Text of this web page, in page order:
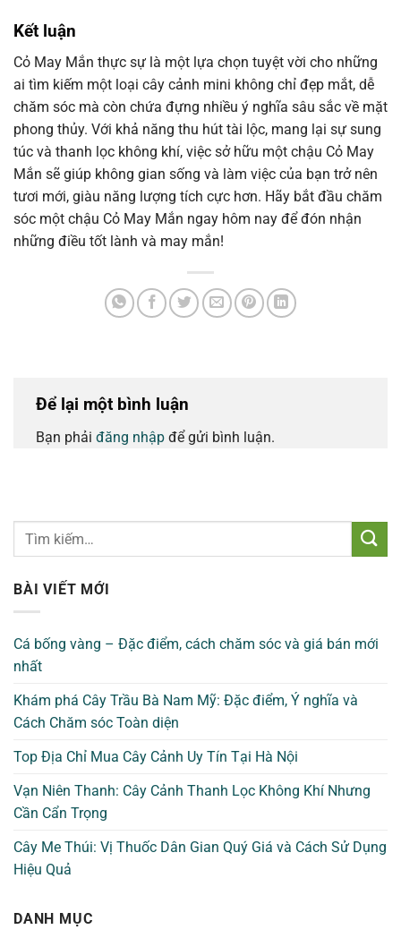
Kết luận
Cỏ May Mắn thực sự là một lựa chọn tuyệt vời cho những
ai tìm kiếm một loại cây cảnh mini không chỉ đẹp mắt, dễ
chăm sóc mà còn chứa đựng nhiều ý nghĩa sâu sắc về mặt
phong thủy. Với khả năng thu hút tài lộc, mang lại sự sung
túc và thanh lọc không khí, việc sở hữu một chậu Cỏ May
Mắn sẽ giúp không gian sống và làm việc của bạn trở nên
tươi mới, giàu năng lượng tích cực hơn. Hãy bắt đầu chăm
sóc một chậu Cỏ May Mắn ngay hôm nay để đón nhận
những điều tốt lành và may mắn!
Để lại một bình luận
Bạn phải đăng nhập để gửi bình luận.
BÀI VIẾT MỚI
Cá bống vàng – Đặc điểm, cách chăm sóc và giá bán mới
nhất
Khám phá Cây Trầu Bà Nam Mỹ: Đặc điểm, Ý nghĩa và
Cách Chăm sóc Toàn diện
Top Địa Chỉ Mua Cây Cảnh Uy Tín Tại Hà Nội
Vạn Niên Thanh: Cây Cảnh Thanh Lọc Không Khí Nhưng
Cần Cẩn Trọng
Cây Me Thúi: Vị Thuốc Dân Gian Quý Giá và Cách Sử Dụng
Hiệu Quả
DANH MỤC